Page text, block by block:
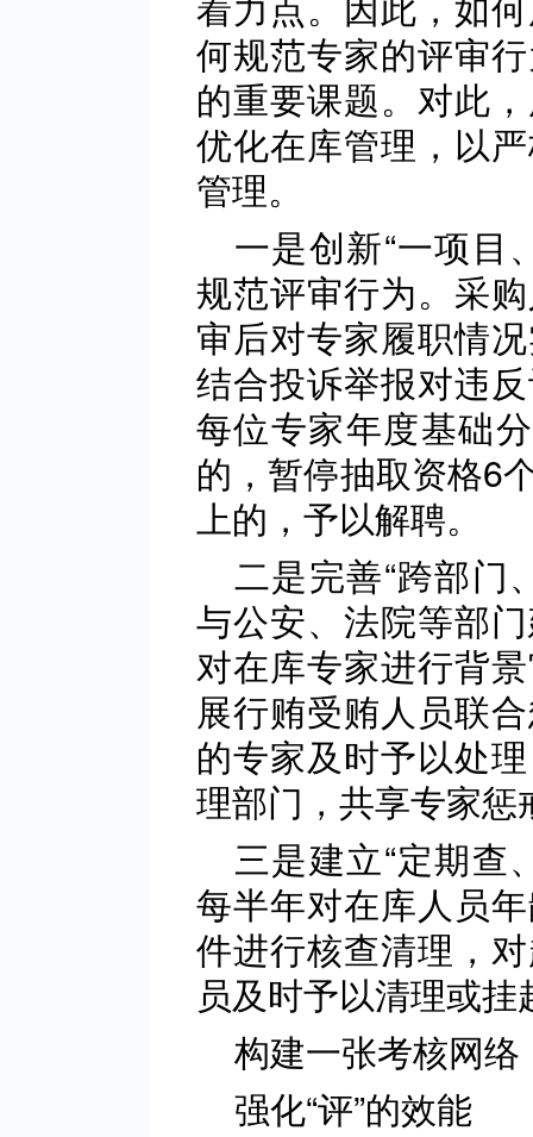
何规范专家的评审
的重要课题。对此
优化在库管理，以
管理。
一是创新“一项目
规范评审行为。采
审后对专家履职情
结合投诉举报对违
每位专家年度基础
的，暂停抽取资格6
上的，予以解聘。
二是完善“跨部门
与公安、法院等部
对在库专家进行背
展行贿受贿人员联
的专家及时予以处
理部门，共享专家惩
三是建立“定期查
每半年对在库人员
件进行核查清理，
员及时予以清理或挂
构建一张考核网络
强化“评”的效能